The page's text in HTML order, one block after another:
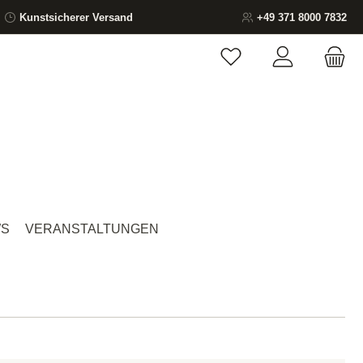
Kunstsicherer Versand +49 371 8000 7832
Du hast 0 Produkte
VERANSTALTUNGEN